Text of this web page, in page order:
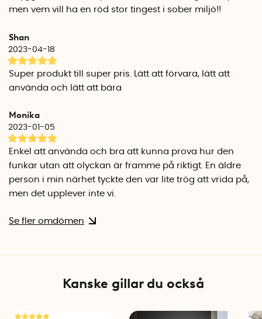
prestigefyllda utmärkelserna iF Design Award samt Red Dot
Specifikationer
Material: Aluminium
Höjd: Ca 40 cm
Diameter: 7,5 cm
Vikt: 2 kg (inkl kolsyrepatron)
men vem vill ha en röd stor tingest i sober miljö!!
Shan
2023-04-18
Super produkt till super pris. Lätt att förvara, lätt att
använda och lätt att bära
Monika
2023-01-05
Enkel att använda och bra att kunna prova hur den
funkar utan att olyckan är framme på riktigt. En äldre
person i min närhet tyckte den var lite trög att vrida på,
men det upplever inte vi.
Se fler omdömen
Kanske gillar du också